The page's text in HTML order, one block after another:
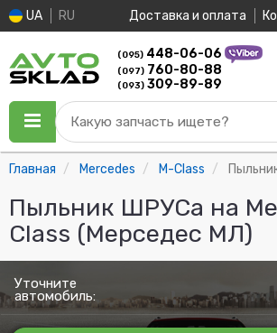
UA RU Доставка и оплата
(095) 448-06-06
(097) 760-80-88
(093) 309-89-89
Какую запчасть ищете?
Главная Mercedes M-Class
Пыльник ШРУСа на
Class (Мерседес МЛ)
Уточните
автомобиль: